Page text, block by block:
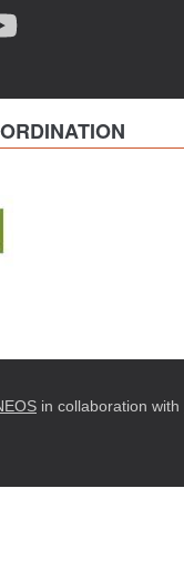
in collaboration with